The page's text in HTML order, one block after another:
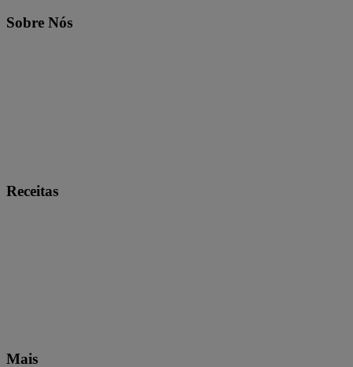
Sobre Nós
Receitas
Mais